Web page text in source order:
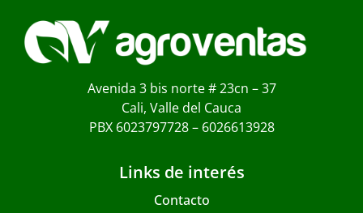
Avenida 3 bis norte # 23cn – 37
Cali, Valle del Cauca
PBX 6023797728 – 6026613928
Links de interés
Contacto